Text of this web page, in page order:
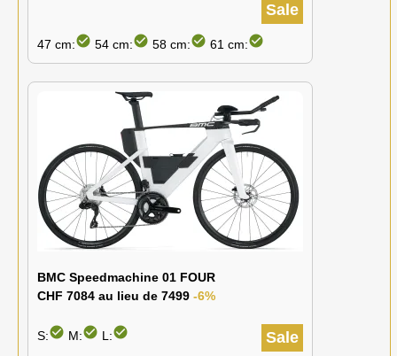
Sale
47 cm:check_circle 54 cm:check_circle 58 cm:check_circle 61 cm:check_circle
BMC Speedmachine 01 FOUR
CHF 7084 au lieu de 7499 -6%
Sale
S:check_circle M:check_circle L:check_circle